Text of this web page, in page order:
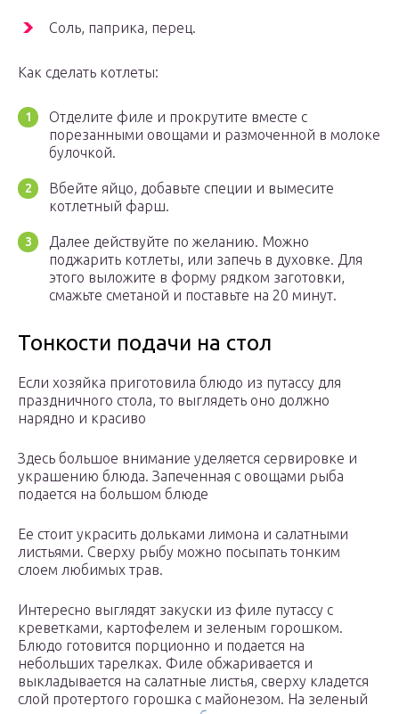
Соль, паприка, перец.
Как сделать котлеты:
Отделите филе и прокрутите вместе с
порезанными овощами и размоченной в молоке
булочкой.
Вбейте яйцо, добавьте специи и вымесите
котлетный фарш.
Далее действуйте по желанию. Можно
поджарить котлеты, или запечь в духовке. Для
этого выложите в форму рядком заготовки,
смажьте сметаной и поставьте на 20 минут.
Тонкости подачи на стол
Если хозяйка приготовила блюдо из путассу для
праздничного стола, то выглядеть оно должно
нарядно и красиво
Здесь большое внимание уделяется сервировке и
украшению блюда. Запеченная с овощами рыба
подается на большом блюде
Ее стоит украсить дольками лимона и салатными
листьями. Сверху рыбу можно посыпать тонким
слоем любимых трав.
Интересно выглядят закуски из филе путассу с
креветками, картофелем и зеленым горошком.
Блюдо готовится порционно и подается на
небольших тарелках. Филе обжаривается и
выкладывается на салатные листья, сверху кладется
слой протертого горошка с майонезом. На зеленый